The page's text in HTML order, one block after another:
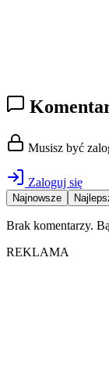
Musisz być
Zaloguj się
Najnowsze
Brak komentarzy.
REKLAMA